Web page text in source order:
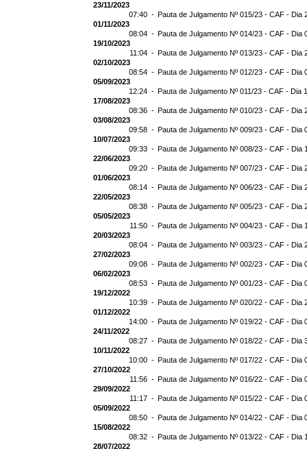
23/11/2023
07:40 - Pauta de Julgamento Nº 015/23 - CAF - Dia
01/11/2023
08:04 - Pauta de Julgamento Nº 014/23 - CAF - Dia
19/10/2023
11:04 - Pauta de Julgamento Nº 013/23 - CAF - Dia
02/10/2023
08:54 - Pauta de Julgamento Nº 012/23 - CAF - Dia
05/09/2023
12:24 - Pauta de Julgamento Nº 011/23 - CAF - Dia
17/08/2023
08:36 - Pauta de Julgamento Nº 010/23 - CAF - Dia
03/08/2023
09:58 - Pauta de Julgamento Nº 009/23 - CAF - Dia
10/07/2023
09:33 - Pauta de Julgamento Nº 008/23 - CAF - Dia
22/06/2023
09:20 - Pauta de Julgamento Nº 007/23 - CAF - Dia
01/06/2023
08:14 - Pauta de Julgamento Nº 006/23 - CAF - Dia
22/05/2023
08:38 - Pauta de Julgamento Nº 005/23 - CAF - Dia
05/05/2023
11:50 - Pauta de Julgamento Nº 004/23 - CAF - Dia
20/03/2023
08:04 - Pauta de Julgamento Nº 003/23 - CAF - Dia
27/02/2023
09:08 - Pauta de Julgamento Nº 002/23 - CAF - Dia
06/02/2023
08:53 - Pauta de Julgamento Nº 001/23 - CAF - Dia
19/12/2022
10:39 - Pauta de Julgamento Nº 020/22 - CAF - Dia
01/12/2022
14:00 - Pauta de Julgamento Nº 019/22 - CAF - Dia
24/11/2022
08:27 - Pauta de Julgamento Nº 018/22 - CAF - Dia
10/11/2022
10:00 - Pauta de Julgamento Nº 017/22 - CAF - Dia
27/10/2022
11:56 - Pauta de Julgamento Nº 016/22 - CAF - Dia
29/09/2022
11:17 - Pauta de Julgamento Nº 015/22 - CAF - Dia
05/09/2022
08:50 - Pauta de Julgamento Nº 014/22 - CAF - Dia
15/08/2022
08:32 - Pauta de Julgamento Nº 013/22 - CAF - Dia
28/07/2022